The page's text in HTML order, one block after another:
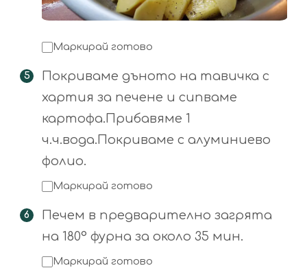
Маркирай готово
Покриваме дъното на тавичка с
хартия за печене и сипваме
картофа.Прибавяме 1
ч.ч.вода.Покриваме с алуминиево
фолио.
Маркирай готово
Печем в предварително загрята
на 180° фурна за около 35 мин.
Маркирай готово